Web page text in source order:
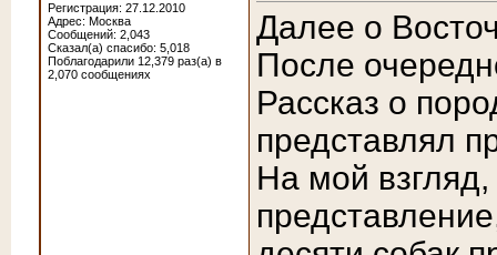
Регистрация: 27.12.2010
Адрес: Москва
Сообщений: 2,043
Сказал(а) спасибо: 5,018
Поблагодарили 12,379 раз(а) в
2,070 сообщениях
Далее о
После
Рассказ о
представлял
На мой